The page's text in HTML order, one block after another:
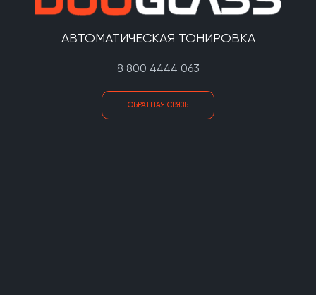
АВТОМАТИЧЕСКАЯ ТОНИРОВКА
8 800 4444 063
ОБРАТНАЯ СВЯЗЬ